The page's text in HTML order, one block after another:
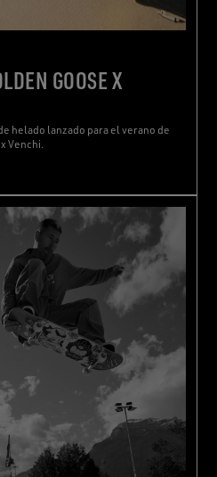
GOOSE X
helado lanzado para el verano de
Venchi.